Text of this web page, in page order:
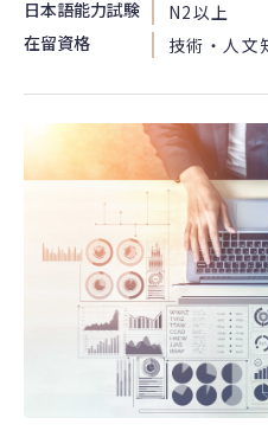
日本語能力試験
N2以上
在留資格
技術・人文